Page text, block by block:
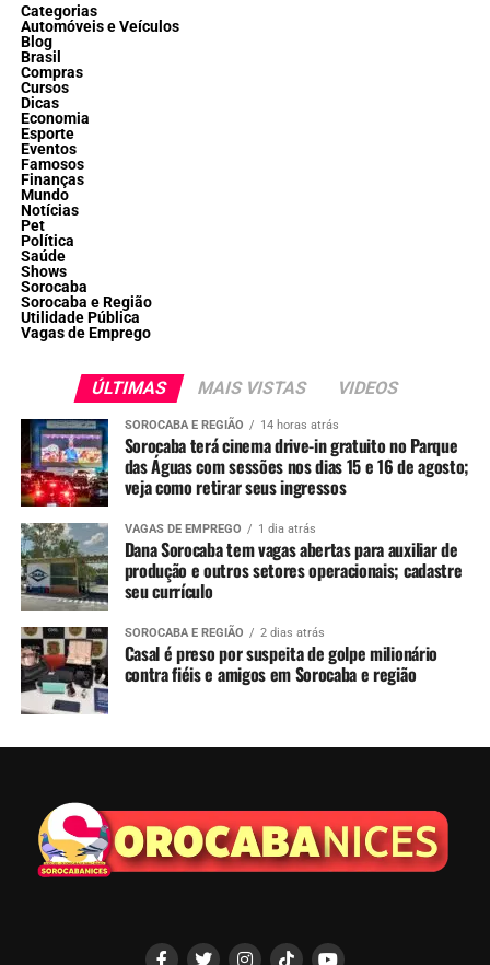
Categorias
Automóveis e Veículos
Blog
Brasil
Compras
Cursos
Dicas
Economia
Esporte
Eventos
Famosos
Finanças
Mundo
Notícias
Pet
Política
Saúde
Shows
Sorocaba
Sorocaba e Região
Utilidade Pública
Vagas de Emprego
ÚLTIMAS MAIS VISTAS VIDEOS
SOROCABA E REGIÃO 14 horas atrás
Sorocaba terá cinema drive-in gratuito no Parque
das Águas com sessões nos dias 15 e 16 de agosto;
veja como retirar seus ingressos
VAGAS DE EMPREGO 1 dia atrás
Dana Sorocaba tem vagas abertas para auxiliar de
produção e outros setores operacionais; cadastre
seu currículo
SOROCABA E REGIÃO 2 dias atrás
Casal é preso por suspeita de golpe milionário
contra fiéis e amigos em Sorocaba e região